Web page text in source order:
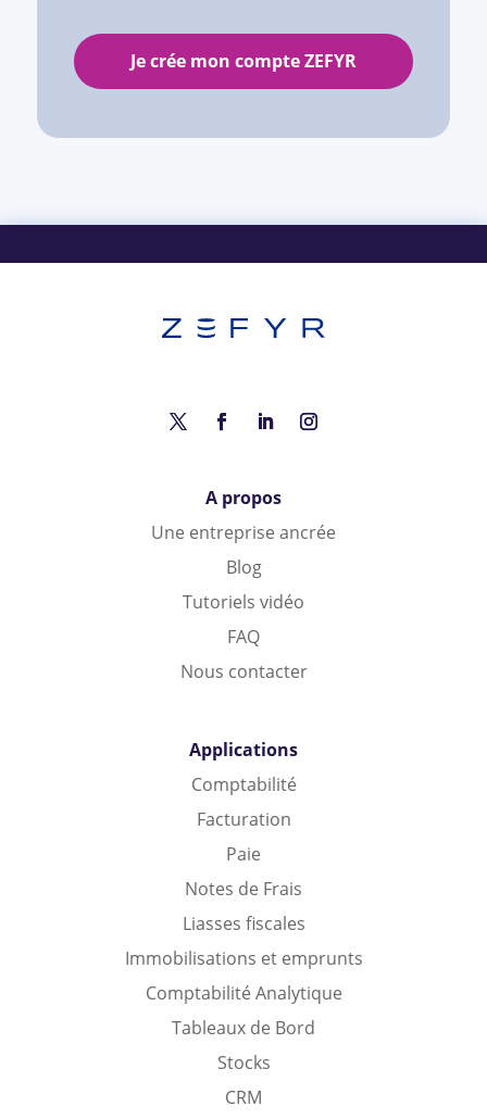
Je crée mon compte ZEFYR
A propos
Une entreprise ancrée
Blog
Tutoriels vidéo
FAQ
Nous contacter
Applications
Comptabilité
Facturation
Paie
Notes de Frais
Liasses fiscales
Immobilisations et emprunts
Comptabilité Analytique
Tableaux de Bord
Stocks
CRM